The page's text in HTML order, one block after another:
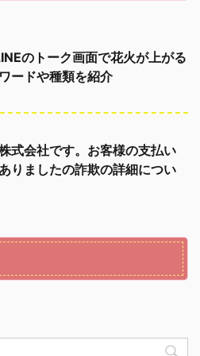
のトーク画面で花火が上がる
ードや種類を紹介
式会社です。お客様の支払い
りましたの詐欺の詳細につい